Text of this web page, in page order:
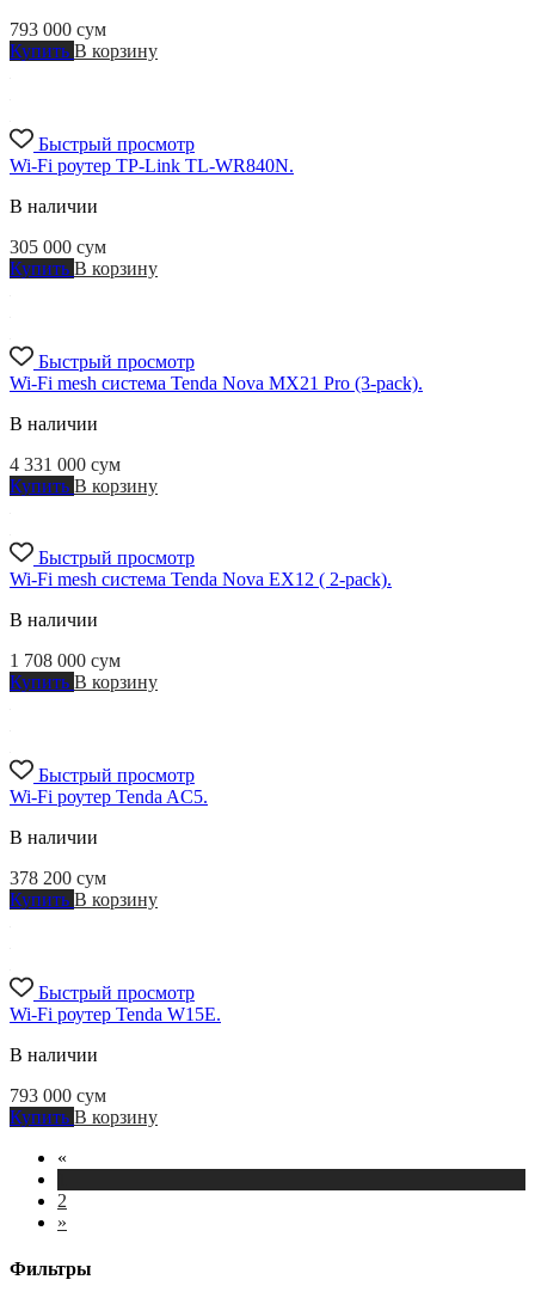
793 000 сум
Купить В корзину
Быстрый просмотр
Wi-Fi роутер TP-Link TL-WR840N.
В наличии
305 000 сум
Купить В корзину
Быстрый просмотр
Wi-Fi mesh система Tenda Nova MX21 Pro (3-pack).
В наличии
4 331 000 сум
Купить В корзину
Быстрый просмотр
Wi-Fi mesh система Tenda Nova EX12 ( 2-pack).
В наличии
1 708 000 сум
Купить В корзину
Быстрый просмотр
Wi-Fi роутер Tenda AC5.
В наличии
378 200 сум
Купить В корзину
Быстрый просмотр
Wi-Fi роутер Tenda W15E.
В наличии
793 000 сум
Купить В корзину
«
2
»
Фильтры